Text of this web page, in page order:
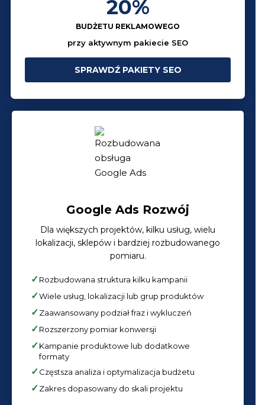
20%
BUDŻETU REKLAMOWEGO
przy aktywnym pakiecie SEO
SPRAWDŹ PAKIETY SEO
Google Ads Rozwój
Dla większych projektów, kilku usług, wielu
lokalizacji, sklepów i bardziej rozbudowanego
pomiaru.
Rozbudowana struktura kilku kampanii
Wiele usług, lokalizacji lub grup produktów
Zaawansowany podział fraz i wykluczeń
Rozszerzony pomiar konwersji
Kampanie produktowe lub dodatkowe
formaty
Częstsza analiza i optymalizacja budżetu
Zakres dopasowany do skali projektu